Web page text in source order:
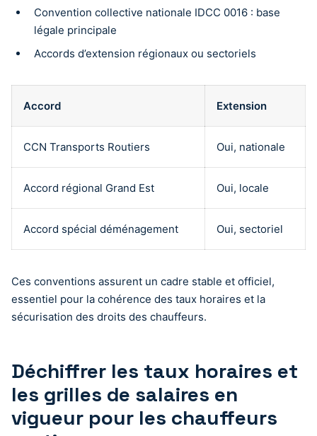
Convention collective nationale IDCC 0016 : base
légale principale
Accords d’extension régionaux ou sectoriels
Accord Extension
CCN Transports Routiers Oui, nationale
Accord régional Grand Est Oui, locale
Accord spécial déménagement Oui, sectoriel
Ces conventions assurent un cadre stable et officiel,
essentiel pour la cohérence des taux horaires et la
sécurisation des droits des chauffeurs.
Déchiffrer les taux horaires et
les grilles de salaires en
vigueur pour les chauffeurs